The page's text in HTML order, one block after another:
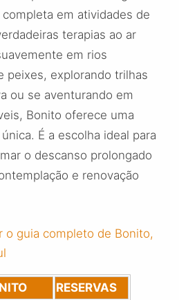
em atividades de
terapias ao ar
em rios
peixes, explorando trilhas
ou se aventurando em
Bonito oferece uma
É a escolha ideal para
o descanso prolongado
e renovação
o guia completo de Bonito,
RESERVAS